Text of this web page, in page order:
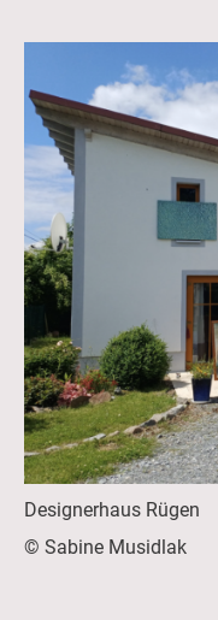
Designerhaus Rügen
© Sabine Musidlak